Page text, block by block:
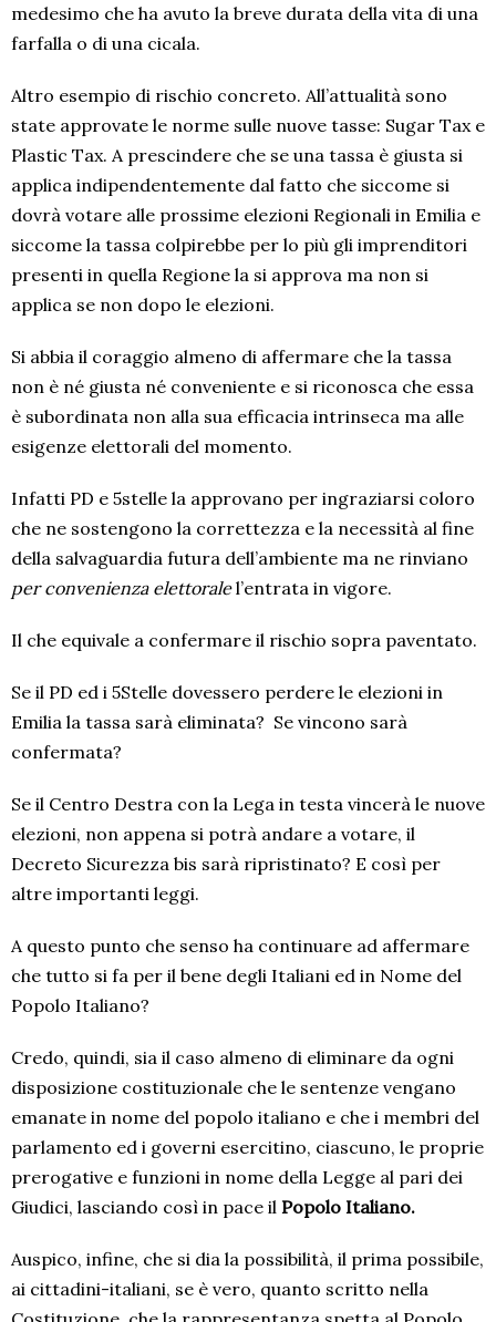
medesimo che ha avuto la breve durata della vita di una
farfalla o di una cicala.
Altro esempio di rischio concreto. All’attualità sono
state approvate le norme sulle nuove tasse: Sugar Tax e
Plastic Tax. A prescindere che se una tassa è giusta si
applica indipendentemente dal fatto che siccome si
dovrà votare alle prossime elezioni Regionali in Emilia e
siccome la tassa colpirebbe per lo più gli imprenditori
presenti in quella Regione la si approva ma non si
applica se non dopo le elezioni.
Si abbia il coraggio almeno di affermare che la tassa
non è né giusta né conveniente e si riconosca che essa
è subordinata non alla sua efficacia intrinseca ma alle
esigenze elettorali del momento.
Infatti PD e 5stelle la approvano per ingraziarsi coloro
che ne sostengono la correttezza e la necessità al fine
della salvaguardia futura dell’ambiente ma ne rinviano
per convenienza elettoralel’entrata in vigore.
Il che equivale a confermare il rischio sopra paventato.
Se il PD ed i 5Stelle dovessero perdere le elezioni in
Emilia la tassa sarà eliminata? Se vincono sarà
confermata?
Se il Centro Destra con la Lega in testa vincerà le nuove
elezioni, non appena si potrà andare a votare, il
Decreto Sicurezza bis sarà ripristinato? E così per
altre importanti leggi.
A questo punto che senso ha continuare ad affermare
che tutto si fa per il bene degli Italiani ed in Nome del
Popolo Italiano?
Credo, quindi, sia il caso almeno di eliminare da ogni
disposizione costituzionale che le sentenze vengano
emanate in nome del popolo italiano e che i membri del
parlamento ed i governi esercitino, ciascuno, le proprie
prerogative e funzioni in nome della Legge al pari dei
Giudici, lasciando così in pace il Popolo Italiano.
Auspico, infine, che si dia la possibilità, il prima possibile,
ai cittadini-italiani, se è vero, quanto scritto nella